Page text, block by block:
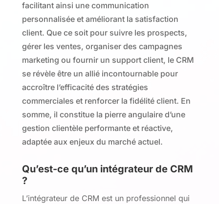
facilitant ainsi une communication
personnalisée et améliorant la satisfaction
client. Que ce soit pour suivre les prospects,
gérer les ventes, organiser des campagnes
marketing ou fournir un support client, le CRM
se révèle être un allié incontournable pour
accroître l’efficacité des stratégies
commerciales et renforcer la fidélité client. En
somme, il constitue la pierre angulaire d’une
gestion clientèle performante et réactive,
adaptée aux enjeux du marché actuel.
Qu’est-ce qu’un intégrateur de CRM
?
L’intégrateur de CRM est un professionnel qui